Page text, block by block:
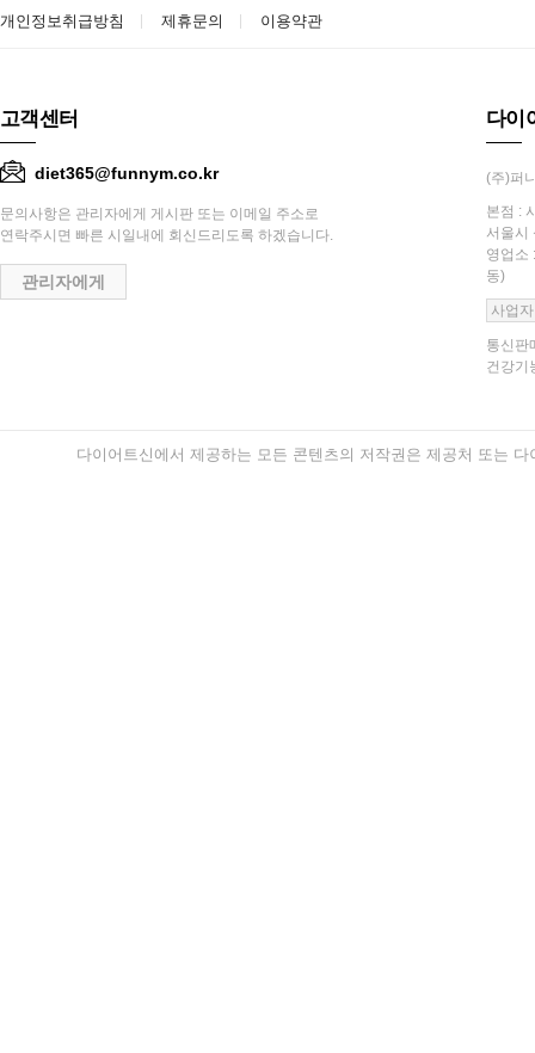
개인정보취급방침 제휴문의 이용약관
고객센터
diet365@funnym.co.kr
문의사항은 관리자에게 게시판 또는 이메일 주소로
연락주시면 빠른 시일내에 회신드리도록 하겠습니다.
관리자에게
다이
(주)퍼
본점 :
서울시
영업소
동)
사업
통신판
건강기
다이어트신에서 제공하는 모든 콘텐츠의 저작권은 제공처 또는